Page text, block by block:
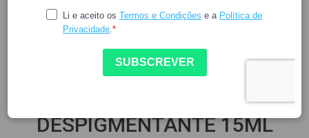
NEORETIN DISCROM CONTROL
K CONTORNO OLHOS
DESPIGMENTANTE 15ML